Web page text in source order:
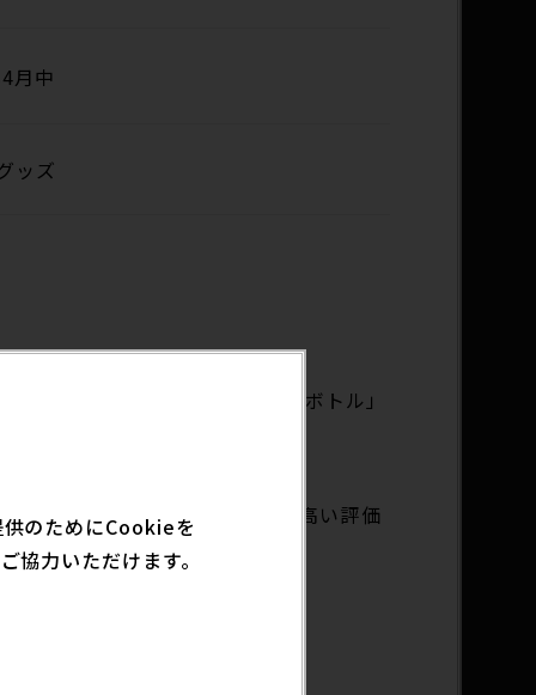
月中
ッズ
コラボ 空条徐倫 トラベラーボトル」
面に優れた性能と品質により高い評価
のためにCookieを
力いただけます。